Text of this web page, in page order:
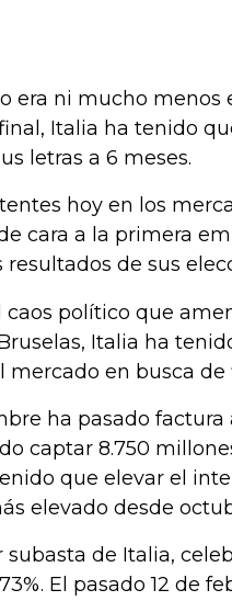
era ni mucho menos
Italia ha tenido
letras a 6 meses.
hoy en los
cara a la primera
resultados de sus
caos político que
Italia ha
mercado en busca de
ha pasado
captar 8.750
que elevar el
elevado desde
subasta de Italia,
El pasado 12 de